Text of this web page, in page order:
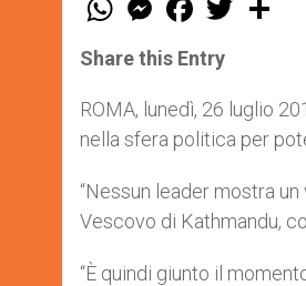
t
s
p
p
e
s
e
g
e
r
a
e
b
o
k
w
r
Share this Entry
ROMA, lunedì, 26 luglio
nella sfera politica per
“Nessun leader mostra
Vescovo di Kathmandu,
“È quindi giunto il